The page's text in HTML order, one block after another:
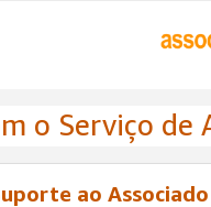
o Serviço de
ao